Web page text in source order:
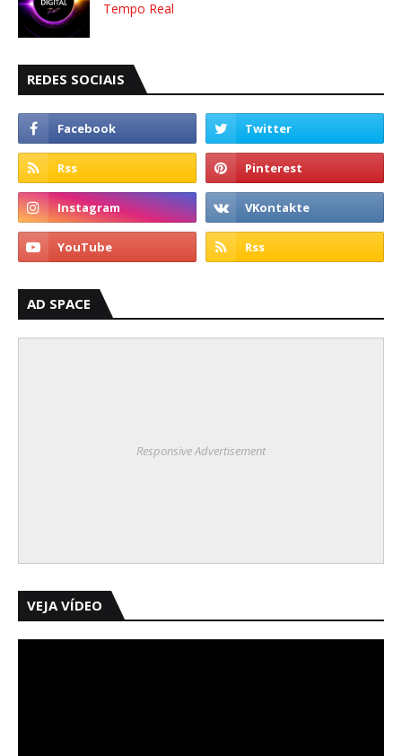
Tempo Real
REDES SOCIAIS
AD SPACE
Responsive Advertisement
VEJA VÍDEO